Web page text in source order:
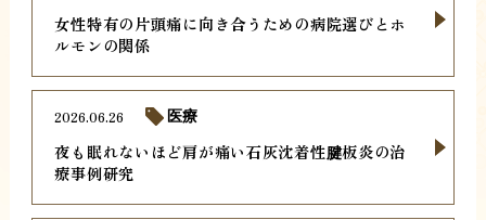
女性特有の片頭痛に向き合うための病院選びとホ
ルモンの関係
夜も眠れないほど肩が痛い石灰沈着性腱板炎の治
療事例研究
2026.06.26 医療